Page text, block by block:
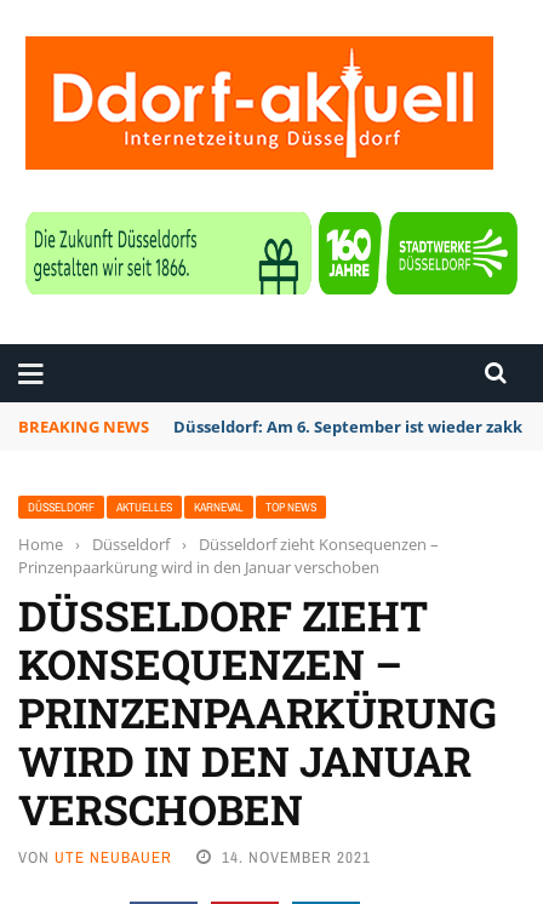
BREAKING NEWS Düsseldorf: Am 6. September ist wieder zakk
DÜSSELDORF AKTUELLES KARNEVAL TOP NEWS
Home › Düsseldorf ›
Düsseldorf zieht Konsequenzen –
Prinzenpaarkürung wird in den Januar verschoben
DÜSSELDORF ZIEHT
KONSEQUENZEN –
PRINZENPAARKÜRUNG
WIRD IN DEN JANUAR
VERSCHOBEN
VON UTE NEUBAUER 14. NOVEMBER 2021